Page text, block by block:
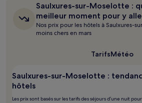
conditions
supplémentaires
peuvent
Saulxures-
Moselotte :
quel
est
y
Saulxures-sur-Moselotte :
meilleur moment pour y
Nos prix pour les hôtels à Saulxures-
moins chers en mars
TarifsMétéo
Saulxures-sur-Moselotte :
hôtels
Les prix sont basés sur les tarifs des séjours d’une nuit